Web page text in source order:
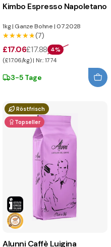
Kimbo Espresso Napoletano
1kg|Ganze Bohne|07.2028
★★★★★
★★★★★(7)
£17.06£17.88 4%
(£17.06/kg) | Nr.: 1774
3-5 Tage
Röstfrisch
Topseller
Alunni Caffè Luigina